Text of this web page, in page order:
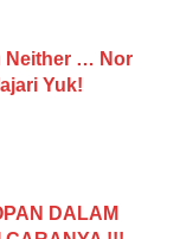
Neither … Nor
Yuk!
DALAM